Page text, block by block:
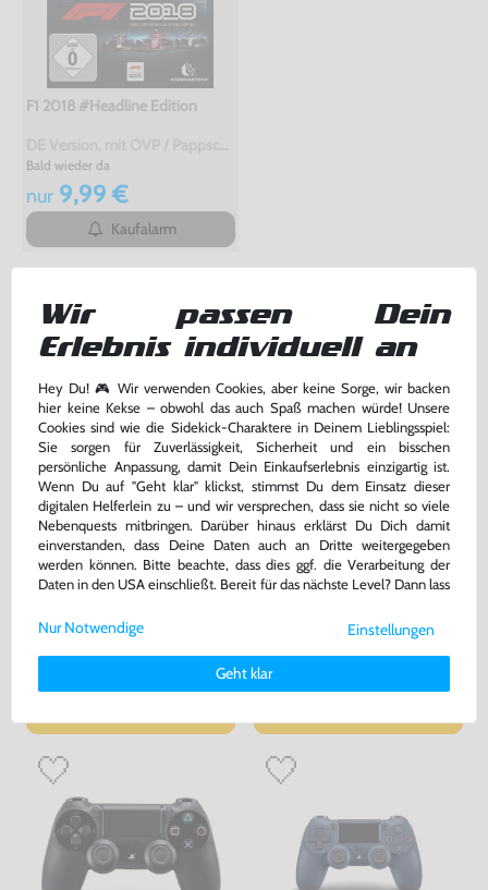
F1 2018 #Headline Edition
Bald wieder da
nur9,99 €
Kaufalarm
Original Wireless DualShock 4
V2 [Sony]
sehr guter Zustand, gebraucht
Original Wireless DualShock 4
nur
Wir passen Dein
Erlebnis individuell an
Hey Du! 🎮 Wir verwenden Cookies, aber keine Sorge, wir backen
hier keine Kekse – obwohl das auch Spaß machen würde! Unsere
Cookies sind wie die Sidekick-Charaktere in Deinem Lieblingsspiel:
Sie sorgen für Zuverlässigkeit, Sicherheit und ein bisschen
persönliche Anpassung, damit Dein Einkaufserlebnis einzigartig ist.
Wenn Du auf "Geht klar" klickst, stimmst Du dem Einsatz dieser
digitalen Helferlein zu – und wir versprechen, dass sie nicht so viele
Nebenquests mitbringen. Darüber hinaus erklärst Du Dich damit
einverstanden, dass Deine Daten auch an Dritte weitergegeben
werden können. Bitte beachte, dass dies ggf. die Verarbeitung der
Daten in den USA einschließt. Bereit für das nächste Level? Dann lass
Weitere Informationen zu den von uns verwendeten Cookies und
Deinen Rechten als Nutzer findest Du in unsererDaten­schutz­
Impressum.
Einstellungen
Geht klar
Nur Notwendige